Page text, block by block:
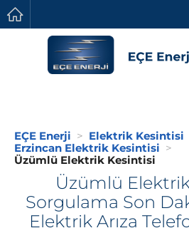
EÇE Enerji
Elektrik Kesintisi
Erzincan Elektrik Kesintisi
Üzümlü Elektrik Kesintisi
Üzümlü
Sorgulama Son
Elektrik Arıza